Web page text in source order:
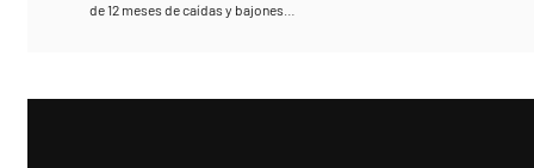
de 12 meses de caídas y bajones…